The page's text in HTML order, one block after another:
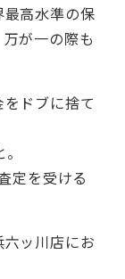
高水準の保
が一の際も
ドブに捨て
定を受ける
ッ川店にお